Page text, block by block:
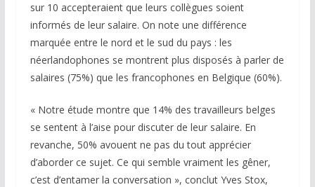
sur 10 accepteraient que leurs collègues soient
informés de leur salaire. On note une différence
marquée entre le nord et le sud du pays : les
néerlandophones se montrent plus disposés à parler de
salaires (75%) que les francophones en Belgique (60%).
« Notre étude montre que 14% des travailleurs belges
se sentent à l’aise pour discuter de leur salaire. En
revanche, 50% avouent ne pas du tout apprécier
d’aborder ce sujet. Ce qui semble vraiment les gêner,
c’est d’entamer la conversation », conclut Yves Stox,